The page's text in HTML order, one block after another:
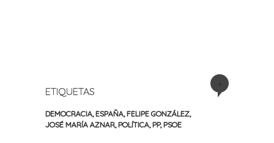
ETIQUETAS
DEMOCRACIA ESPAÑA FELIPE GONZÁLEZ
JOSÉ MARÍA AZNAR POLÍTICA PP, PSOE